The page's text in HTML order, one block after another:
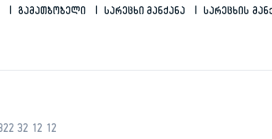
Გამათბობელი Სარეცხი Მანქანა Სარეცხის